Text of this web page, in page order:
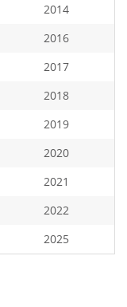
2014
2016
2017
2018
2019
2020
2021
2022
2025